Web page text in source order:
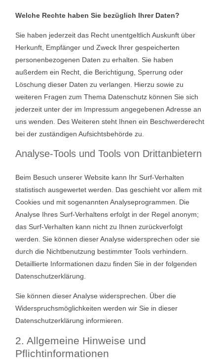
Welche Rechte haben Sie bezüglich Ihrer Daten?
Sie haben jederzeit das Recht unentgeltlich Auskunft über
Herkunft, Empfänger und Zweck Ihrer gespeicherten
personenbezogenen Daten zu erhalten. Sie haben
außerdem ein Recht, die Berichtigung, Sperrung oder
Löschung dieser Daten zu verlangen. Hierzu sowie zu
weiteren Fragen zum Thema Datenschutz können Sie sich
jederzeit unter der im Impressum angegebenen Adresse an
uns wenden. Des Weiteren steht Ihnen ein Beschwerderecht
bei der zuständigen Aufsichtsbehörde zu.
Analyse-Tools und Tools von Drittanbietern
Beim Besuch unserer Website kann Ihr Surf-Verhalten
statistisch ausgewertet werden. Das geschieht vor allem mit
Cookies und mit sogenannten Analyseprogrammen. Die
Analyse Ihres Surf-Verhaltens erfolgt in der Regel anonym;
das Surf-Verhalten kann nicht zu Ihnen zurückverfolgt
werden. Sie können dieser Analyse widersprechen oder sie
durch die Nichtbenutzung bestimmter Tools verhindern.
Detaillierte Informationen dazu finden Sie in der folgenden
Datenschutzerklärung.
Sie können dieser Analyse widersprechen. Über die
Widerspruchsmöglichkeiten werden wir Sie in dieser
Datenschutzerklärung informieren.
2. Allgemeine Hinweise und
Pflichtinformationen